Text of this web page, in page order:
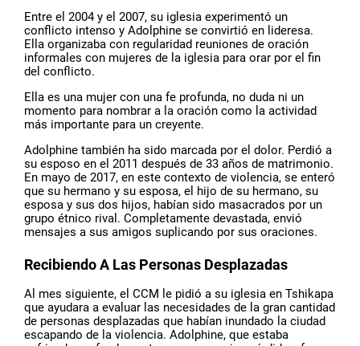
Entre el 2004 y el 2007, su iglesia experimentó un
conflicto intenso y Adolphine se convirtió en lideresa.
Ella organizaba con regularidad reuniones de oración
informales con mujeres de la iglesia para orar por el fin
del conflicto.
Ella es una mujer con una fe profunda, no duda ni un
momento para nombrar a la oración como la actividad
más importante para un creyente.
Adolphine también ha sido marcada por el dolor. Perdió a
su esposo en el 2011 después de 33 años de matrimonio.
En mayo de 2017, en este contexto de violencia, se enteró
que su hermano y su esposa, el hijo de su hermano, su
esposa y sus dos hijos, habían sido masacrados por un
grupo étnico rival. Completamente devastada, envió
mensajes a sus amigos suplicando por sus oraciones.
Recibiendo A Las Personas Desplazadas
Al mes siguiente, el CCM le pidió a su iglesia en Tshikapa
que ayudara a evaluar las necesidades de la gran cantidad
de personas desplazadas que habían inundado la ciudad
escapando de la violencia. Adolphine, que estaba